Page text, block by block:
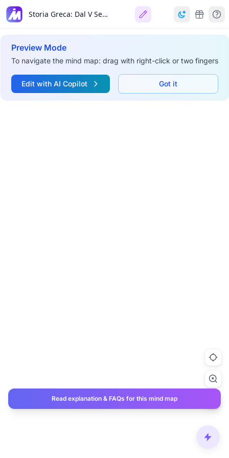
Storia Greca: Dal V Secolo all'Ellenismo
Preview Mode
To navigate the mind map: drag with right-click or two fingers
Edit with AI Copilot Got it
Read explanation & FAQs for this mind map